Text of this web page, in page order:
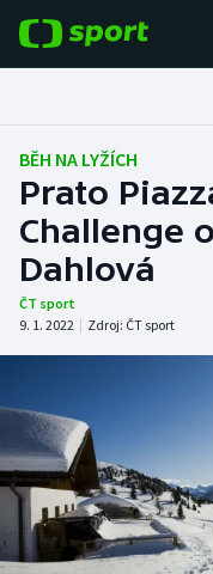
Fotbal
Hokej
Tenis
Atletika
DALŠÍ SPORTY
Americký fotbal
Baseball a softbal
NEPŘEHLÉDNĚTE
Soutěže
BĚH NA LYŽÍCH
Prato
Challenge
Dahlová
ČT sport
9. 1. 2022 | Zdroj: ČT sport